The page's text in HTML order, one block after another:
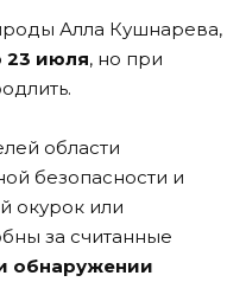
Алла Кушнарева,
23 июля, но при
области
безопасности и
окурок или
за считанные
обнаружении